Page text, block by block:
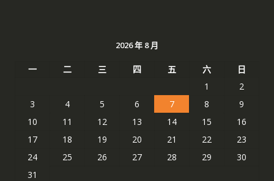
2026 年 8 月
一 二 三 四 五 六
日
1
2
3
4 5 6 7 8
9
10
11 12 13 14 15
16
17
18 19 20 21 22
23
24
25 26 27 28 29
30
31